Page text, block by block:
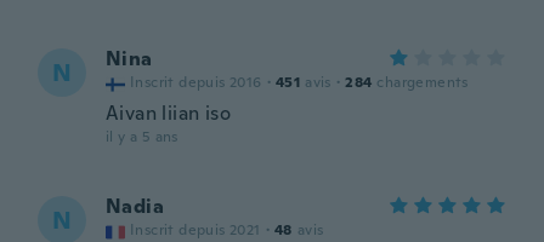
N Nina
Inscrit depuis 2016 · 451 avis · 284 chargements
Aivan liian iso
il y a 5 ans
N Nadia
Inscrit depuis 2021 · 48 avis